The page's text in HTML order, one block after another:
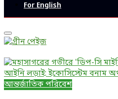
For English
Primary
Menu
আন্তর্জাতিক পরিবেশ